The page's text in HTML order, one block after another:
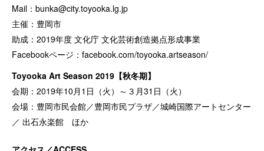
Mail： bunka@city.toyooka.lg.jp
主催：豊岡市
助成：2019年度 文化庁 文化芸術創造拠点形成事業
Facebookページ： facebook.com/toyooka.artseason/
Toyooka Art Season 2019【秋冬期】
会期：2019年10月1日（火）～３月31日（火）
会場：豊岡市民会館／豊岡市民プラザ／城崎国際アートセンター
／ 出石永楽館 ほか